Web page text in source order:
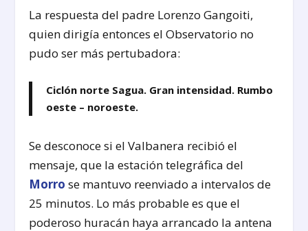
La respuesta del padre Lorenzo Gangoiti,
quien dirigía entonces el Observatorio no
pudo ser más pertubadora:
Ciclón norte Sagua. Gran intensidad. Rumbo
oeste – noroeste.
Se desconoce si el Valbanera recibió el
mensaje, que la estación telegráfica del
Morro se mantuvo reenviado a intervalos de
25 minutos. Lo más probable es que el
poderoso huracán haya arrancado la antena